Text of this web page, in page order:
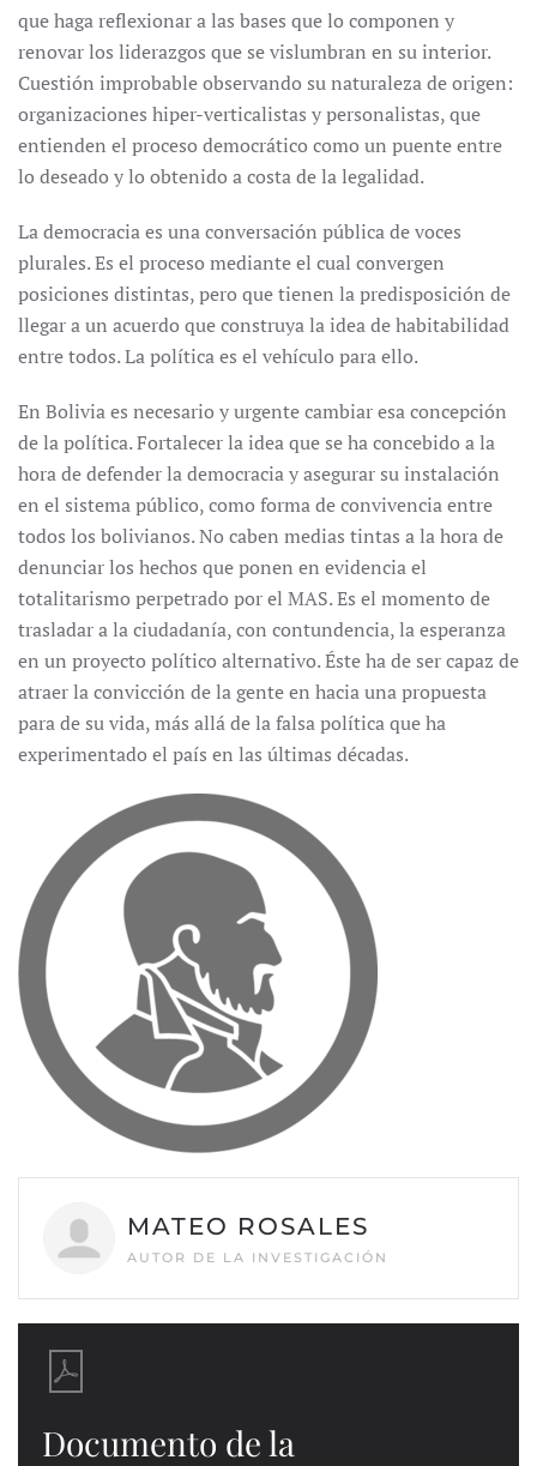
que haga reflexionar a las bases que lo componen y
renovar los liderazgos que se vislumbran en su interior.
Cuestión improbable observando su naturaleza de origen:
organizaciones hiper-verticalistas y personalistas, que
entienden el proceso democrático como un puente entre
lo deseado y lo obtenido a costa de la legalidad.
La democracia es una conversación pública de voces
plurales. Es el proceso mediante el cual convergen
posiciones distintas, pero que tienen la predisposición de
llegar a un acuerdo que construya la idea de habitabilidad
entre todos. La política es el vehículo para ello.
En Bolivia es necesario y urgente cambiar esa concepción
de la política. Fortalecer la idea que se ha concebido a la
hora de defender la democracia y asegurar su instalación
en el sistema público, como forma de convivencia entre
todos los bolivianos. No caben medias tintas a la hora de
denunciar los hechos que ponen en evidencia el
totalitarismo perpetrado por el MAS. Es el momento de
trasladar a la ciudadanía, con contundencia, la esperanza
en un proyecto político alternativo. Éste ha de ser capaz de
atraer la convicción de la gente en hacia una propuesta
para de su vida, más allá de la falsa política que ha
experimentado el país en las últimas décadas.
MATEO ROSALES
AUTOR DE LA INVESTIGACIÓN
Documento de la